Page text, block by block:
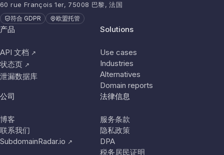
60 rue François 1er, 75008 巴黎, 法国
符合 GDPR 欧盟托管
产品
API 文档 ↗
状态页 ↗
泄漏数据库
Solutions
Use cases
Industries
Alternatives
Domain reports
公司
博客
联系我们
SubdomainRadar.io ↗
法律信息
服务条款
隐私政策
DPA
税务居民证明